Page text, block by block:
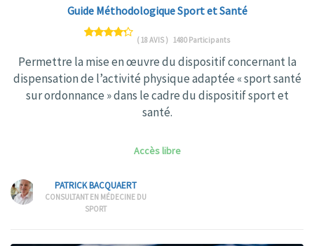
Guide Méthodologique Sport et Santé
( 18 AVIS ) 1480 Participants
Permettre la mise en œuvre du dispositif concernant la
dispensation de l’activité physique adaptée « sport santé
sur ordonnance » dans le cadre du dispositif sport et
santé.
Accès libre
PATRICK BACQUAERT
CONSULTANT EN MÉDECINE DU
SPORT